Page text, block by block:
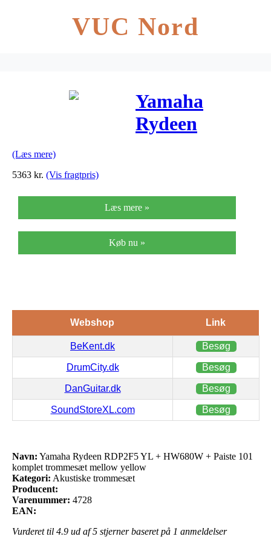
VUC Nord
Yamaha
Rydeen
Paiste 101
komplet
trommesæt
mellow yellow
(Læs mere)
5363 kr. (Vis fragtpris)
Læs mere »
Køb nu »
Webshop Link
BeKent.dk Besøg
DrumCity.dk Besøg
DanGuitar.dk Besøg
SoundStoreXL.com Besøg
Navn: Yamaha Rydeen RDP2F5 YL + HW680W + Paiste 101
komplet trommesæt mellow yellow
Kategori: Akustiske trommesæt
Producent:
Varenummer: 4728
EAN:
Vurderet til 4.9 ud af 5 stjerner baseret på 1 anmeldelser